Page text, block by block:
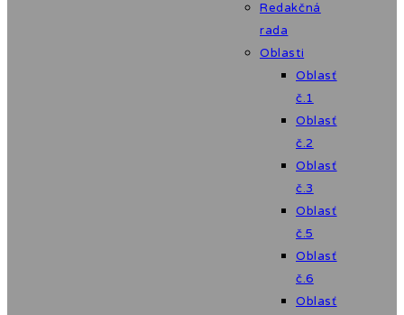
Redakčná
rada
Oblasti
Oblasť
č.1
Oblasť
č.2
Oblasť
č.3
Oblasť
č.5
Oblasť
č.6
Oblasť